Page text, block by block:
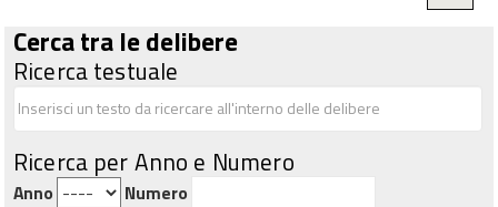
Cerca tra le delibere
Ricerca testuale
Ricerca per Anno e Numero
Anno Numero